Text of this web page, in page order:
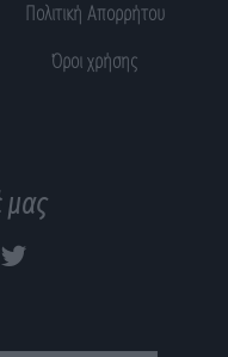
Πολιτική Απορρήτου
Όροι χρήσης
μας